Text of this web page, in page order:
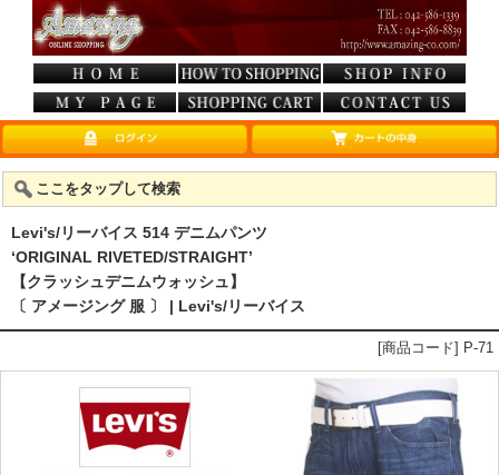
ここをタップして検索
Levi's/リーバイス 514 デニムパンツ
‘ORIGINAL RIVETED/STRAIGHT’
【クラッシュデニムウォッシュ】
〔 アメージング 服 〕 | Levi's/リーバイス
[商品コード] P-71